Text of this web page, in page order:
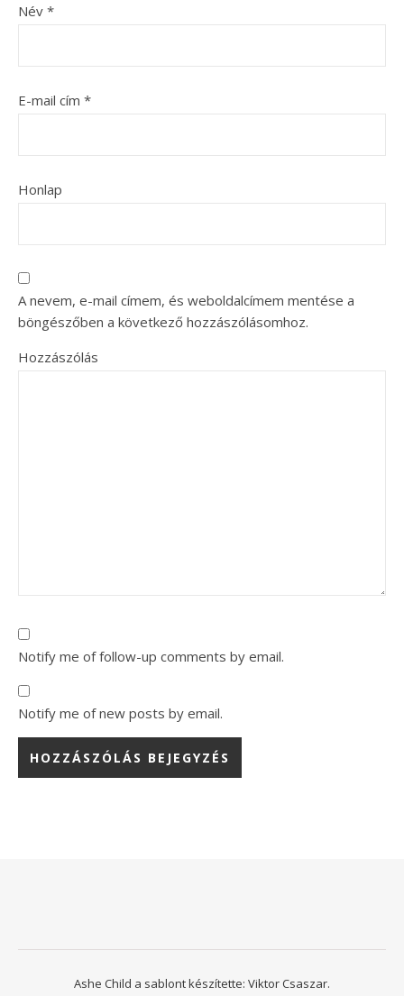
Név *
E-mail cím *
Honlap
A nevem, e-mail címem, és weboldalcímem mentése a
böngészőben a következő hozzászólásomhoz.
Hozzászólás
Notify me of follow-up comments by email.
Notify me of new posts by email.
Ashe Child a sablont készítette: Viktor Csaszar.